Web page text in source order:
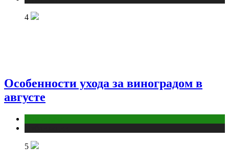
4
Особенности ухода за виноградом в
августе
5